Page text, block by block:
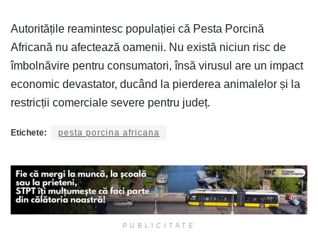
Autoritățile reamintesc populației că Pesta Porcină
Africană nu afectează oamenii. Nu există niciun risc de
îmbolnăvire pentru consumatori, însă virusul are un impact
economic devastator, ducând la pierderea animalelor și la
restricții comerciale severe pentru județ.
Etichete: pesta porcina africana
PUBLICITATE